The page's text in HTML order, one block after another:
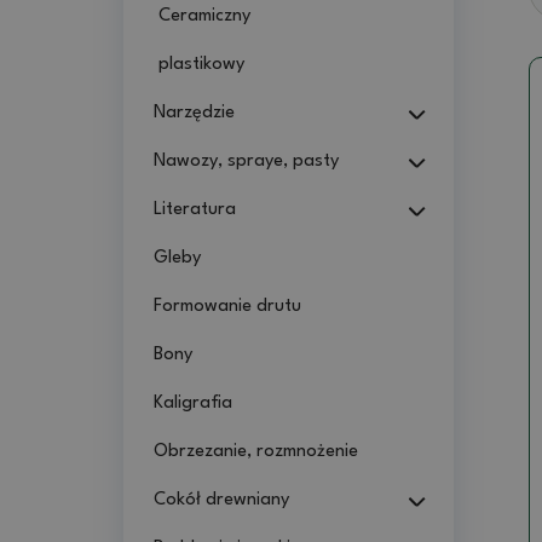
Ceramiczny
plastikowy
Narzędzie
Nawozy, spraye, pasty
Literatura
Gleby
Formowanie drutu
Bony
Kaligrafia
Obrzezanie, rozmnożenie
Cokół drewniany